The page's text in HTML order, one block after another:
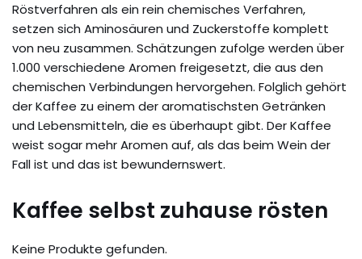
Röstverfahren als ein rein chemisches Verfahren,
setzen sich Aminosäuren und Zuckerstoffe komplett
von neu zusammen. Schätzungen zufolge werden über
1.000 verschiedene Aromen freigesetzt, die aus den
chemischen Verbindungen hervorgehen. Folglich gehört
der Kaffee zu einem der aromatischsten Getränken
und Lebensmitteln, die es überhaupt gibt. Der Kaffee
weist sogar mehr Aromen auf, als das beim Wein der
Fall ist und das ist bewundernswert.
Kaffee selbst zuhause rösten
Keine Produkte gefunden.